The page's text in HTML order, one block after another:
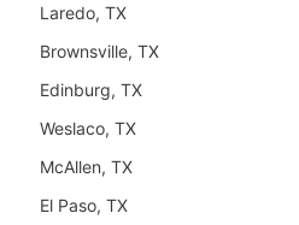
Laredo, TX
Brownsville, TX
Edinburg, TX
Weslaco, TX
McAllen, TX
El Paso, TX